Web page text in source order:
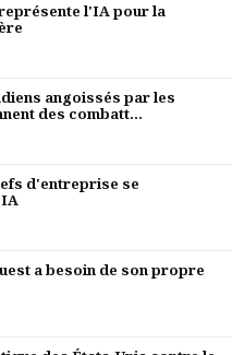
l'IA pour la
angoissés par les
des combatt...
d'entreprise se
a besoin de son propre